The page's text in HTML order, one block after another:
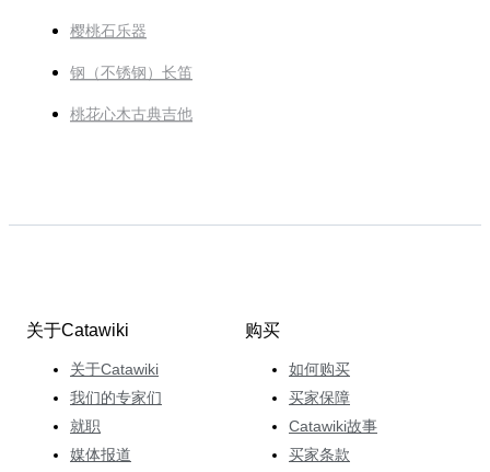
樱桃石乐器
钢（不锈钢）长笛
桃花心木古典吉他
关于Catawiki
关于Catawiki
我们的专家们
就职
媒体报道
购买
如何购买
买家保障
Catawiki故事
买家条款